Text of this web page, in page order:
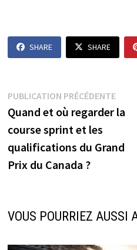
SHARE SHARE
Navigation
de
l’article
PUBLICATION PRÉCÉDENTE
Quand et où regarder la
course sprint et les
qualifications du Grand
Prix du Canada ?
VOUS POURRIEZ AUSSI